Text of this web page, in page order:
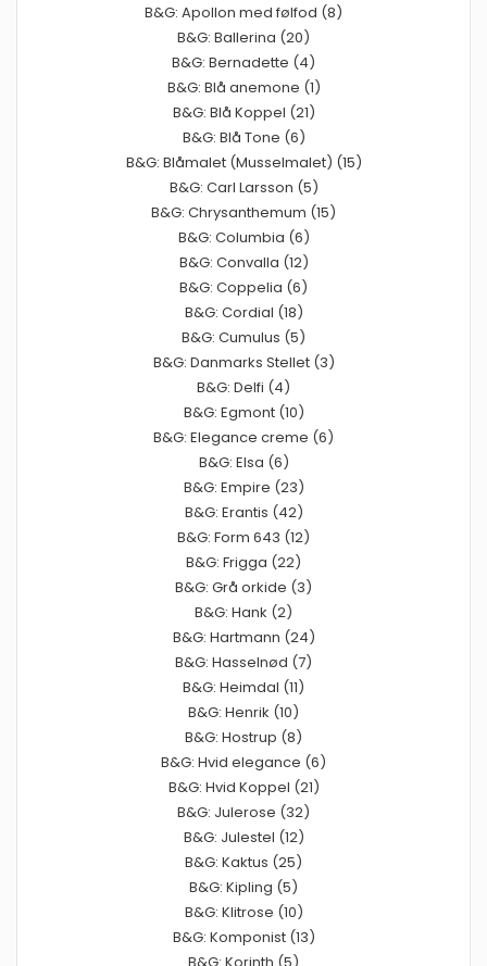
B&G: Apollon med følfod (8)
B&G: Ballerina (20)
B&G: Bernadette (4)
B&G: Blå anemone (1)
B&G: Blå Koppel (21)
B&G: Blå Tone (6)
B&G: Blåmalet (Musselmalet) (15)
B&G: Carl Larsson (5)
B&G: Chrysanthemum (15)
B&G: Columbia (6)
B&G: Convalla (12)
B&G: Coppelia (6)
B&G: Cordial (18)
B&G: Cumulus (5)
B&G: Danmarks Stellet (3)
B&G: Delfi (4)
B&G: Egmont (10)
B&G: Elegance creme (6)
B&G: Elsa (6)
B&G: Empire (23)
B&G: Erantis (42)
B&G: Form 643 (12)
B&G: Frigga (22)
B&G: Grå orkide (3)
B&G: Hank (2)
B&G: Hartmann (24)
B&G: Hasselnød (7)
B&G: Heimdal (11)
B&G: Henrik (10)
B&G: Hostrup (8)
B&G: Hvid elegance (6)
B&G: Hvid Koppel (21)
B&G: Julerose (32)
B&G: Julestel (12)
B&G: Kaktus (25)
B&G: Kipling (5)
B&G: Klitrose (10)
B&G: Komponist (13)
B&G: Korinth (5)